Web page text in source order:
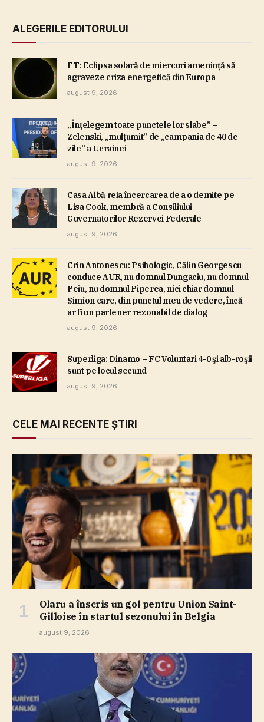
ALEGERILE EDITORULUI
FT: Eclipsa solară de miercuri ameninţă să
agraveze criza energetică din Europa
august 9, 2026
„Înţelegem toate punctele lor slabe” –
Zelenski, „mulţumit” de „campania de 40 de
zile” a Ucrainei
august 9, 2026
Casa Albă reia încercarea de a o demite pe
Lisa Cook, membră a Consiliului
Guvernatorilor Rezervei Federale
august 9, 2026
Crin Antonescu: Psihologic, Călin Georgescu
conduce AUR, nu domnul Dungaciu, nu domnul
Peiu, nu domnul Piperea, nici chiar domnul
Simion care, din punctul meu de vedere, încă
ar fi un partener rezonabil de dialog
august 9, 2026
Superliga: Dinamo – FC Voluntari 4-0 şi alb-roşii
sunt pe locul secund
august 9, 2026
CELE MAI RECENTE ȘTIRI
Olaru a înscris un gol pentru Union Saint-
Gilloise în startul sezonului în Belgia
august 9, 2026